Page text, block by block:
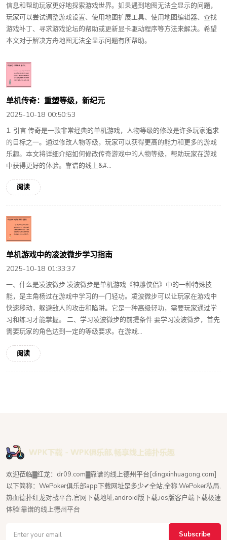
信息和帮助玩家更好地探索游戏世界。如果遇到地图无法全显示的问题，
玩家可以尝试调整游戏设置、使用地图扩展工具、使用地图编辑器、查找
游戏补丁、寻求游戏论坛的帮助或更新显卡驱动程序等方法来解决。希望
本文对于解决方舟地图无法全显示问题有所帮助。
单机传奇：重塑等级，新纪元
2025-10-18 00:50:53
1. 引言 传奇是一款非常经典的单机游戏，人物等级的修改是许多玩家追求
的目标之一。通过修改人物等级，玩家可以获得更高的能力和更多的游戏
乐趣。本文将详细介绍如何修改传奇游戏中的人物等级，帮助玩家在游戏
中获得更好的体验。靠谱的线上&#...
阅读
单机游戏中的凌波微步学习指南
2025-10-18 01:33:37
一、什么是凌波微步 凌波微步是单机游戏《神雕侠侣》中的一种特殊技
能，是主角杨过在游戏中学习的一门轻功。凌波微步可以让玩家在游戏中
快速移动，躲避敌人的攻击和陷阱。它是一种高级轻功，需要玩家通过学
习和练习才能掌握。 二、学习凌波微步的前提条件 要学习凌波微步，首先
需要玩家的角色达到一定的等级要求。在游戏...
阅读
欢迎莅临▓红龙：dr09.com▓靠谱的线上德州平台[dingxinhuagong.com]
以下简称：WePoker俱乐部app下载网址是多少✔全站,全称:WePoker私局,
热血德扑红龙对战平台,官网下载地址,android版下载,ios版客户端下载极速
体验!靠谱的线上德州平台
Subscribe